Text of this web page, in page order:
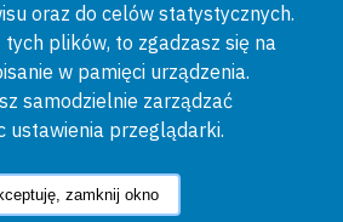
oraz do celów statystycznych.
plików, to zgadzasz się na
w pamięci urządzenia.
samodzielnie zarządzać
ustawienia przeglądarki.
zamknij okno